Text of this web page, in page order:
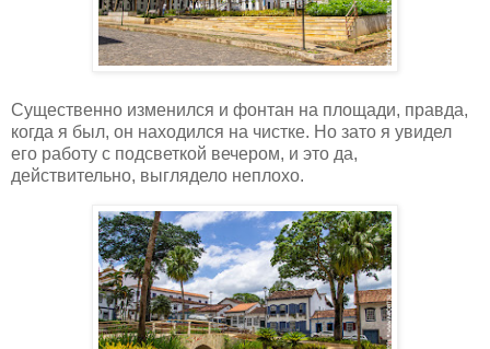
Существенно изменился и фонтан на площади, правда,
когда я был, он находился на чистке. Но зато я увидел
его работу с подсветкой вечером, и это да,
действительно, выглядело неплохо.